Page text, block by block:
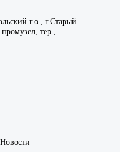
г.о., г.Старый
тер.,
Новости